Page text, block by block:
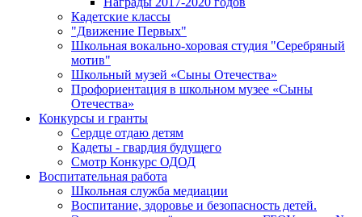
Кадетские классы
"Движение Первых"
Школьная вокально-хоровая студия "Серебряный
мотив"
Школьный музей «Сыны Отечества»
Профориентация в школьном музее «Сыны
Отечества»
Конкурсы и гранты
Сердце отдаю детям
Кадеты - гвардия будущего
Смотр Конкурс ОДОД
Воспитательная работа
Школьная служба медиации
Воспитание, здоровье и безопасность детей.